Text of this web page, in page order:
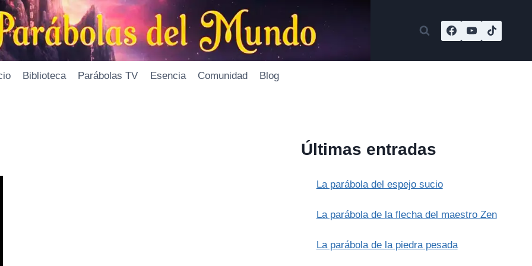
Biblioteca Parábolas TV Esencia Comunidad Blog
Últimas entradas
La parábola del espejo sucio
La parábola de la flecha del maestro Zen
La parábola de la piedra pesada